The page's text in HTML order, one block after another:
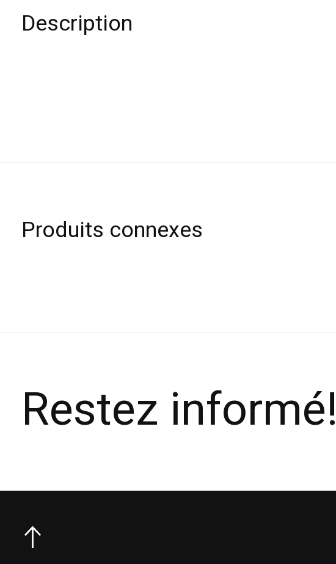
Description
Produits connexes
Restez informé!